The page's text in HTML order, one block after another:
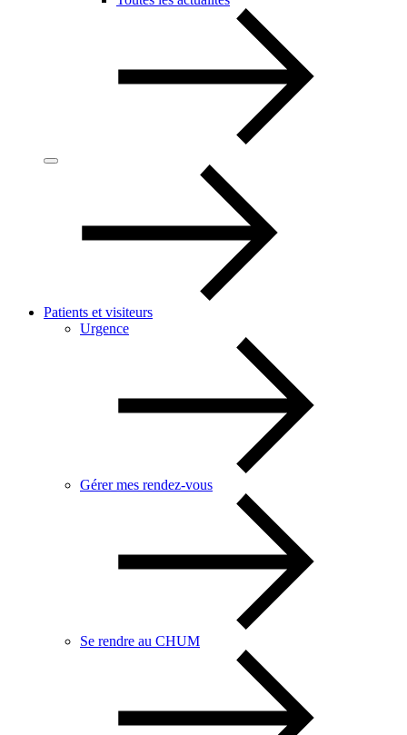
Patients et visiteurs
Urgence
Gérer mes rendez-vous
Se rendre au CHUM